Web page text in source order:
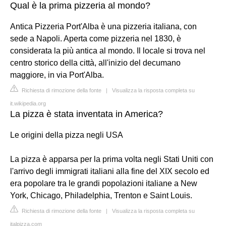
Qual è la prima pizzeria al mondo?
Antica Pizzeria Port'Alba è una pizzeria italiana, con
sede a Napoli. Aperta come pizzeria nel 1830, è
considerata la più antica al mondo. Il locale si trova nel
centro storico della città, all'inizio del decumano
maggiore, in via Port'Alba.
Richiesta di rimozione della fonte | Visualizza la risposta completa su
it.wikipedia.org
La pizza è stata inventata in America?
Le origini della pizza negli USA
La pizza è apparsa per la prima volta negli Stati Uniti con
l'arrivo degli immigrati italiani alla fine del XIX secolo ed
era popolare tra le grandi popolazioni italiane a New
York, Chicago, Philadelphia, Trenton e Saint Louis.
Richiesta di rimozione della fonte | Visualizza la risposta completa su
italpizza.com